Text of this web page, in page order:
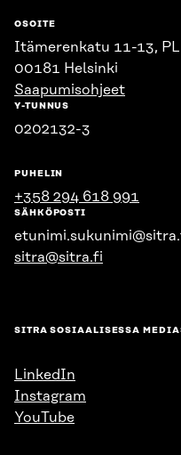
OSOITE
Itämerenkatu 11-13,
00181 Helsinki
Saapumisohjeet
Y-TUNNUS
0202132-3
PUHELIN
+358 294 618 991
SÄHKÖPOSTI
sitra@sitra.fi
SITRA SOSIAALISESSA
LinkedIn
Instagram
YouTube